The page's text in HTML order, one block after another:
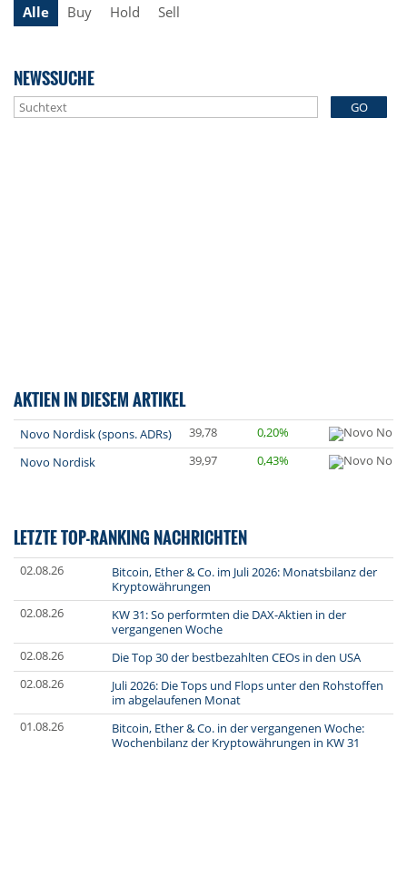
Alle Buy Hold Sell
NEWSSUCHE
GO
AKTIEN IN DIESEM ARTIKEL
Novo Nordisk (spons. ADRs) 39,78
0,20%
Novo Nordisk
39,97 0,43%
LETZTE TOP-RANKING NACHRICHTEN
02.08.26
Bitcoin, Ether & Co. im Juli 2026: Monatsbilanz der
Kryptowährungen
02.08.26
KW 31: So performten die DAX-Aktien in der
vergangenen Woche
02.08.26
Die Top 30 der bestbezahlten CEOs in den USA
02.08.26
Juli 2026: Die Tops und Flops unter den Rohstoffen
im abgelaufenen Monat
01.08.26
Bitcoin, Ether & Co. in der vergangenen Woche:
Wochenbilanz der Kryptowährungen in KW 31